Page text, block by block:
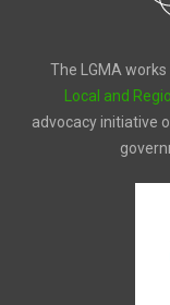
The LGMA
Local and
advocacy initiative